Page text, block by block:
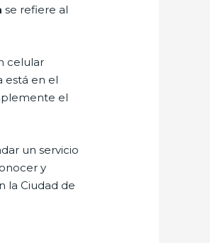
se refiere al
celular
está en el
el
un servicio
y
la Ciudad de